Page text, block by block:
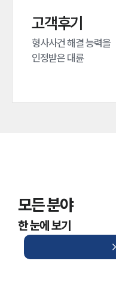
대륜
고객후기
형사사건 해결 능력을
인정받은 대륜
모든 분야
한 눈에 보기